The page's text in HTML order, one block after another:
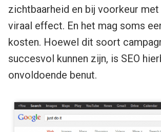
zichtbaarheid en bij voorkeur met
viraal effect. En het mag soms
kosten. Hoewel dit soort
succesvol kunnen zijn, is SEO
onvoldoende benut.